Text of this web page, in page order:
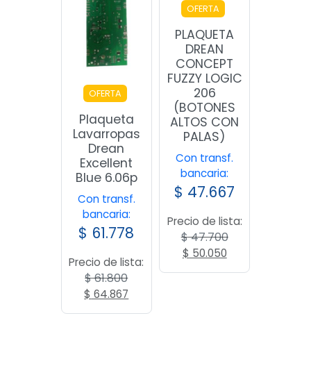
OFERTA
Plaqueta
Lavarropas
Drean
Excellent
Blue 6.06p
Con transf.
bancaria:
$ 61.778
Precio de lista:
$61.800
El
$ 64.867
precio
OFERTA
PLAQUETA
DREAN
CONCEPT
FUZZY LOGIC
206
(BOTONES
ALTOS CON
PALAS)
Con transf.
bancaria:
$ 47.667
Precio de lista:
$47.700
El
$ 50.050El
precio